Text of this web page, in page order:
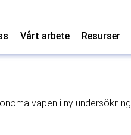
Vårt arbete Resurser
vapen i ny undersökning